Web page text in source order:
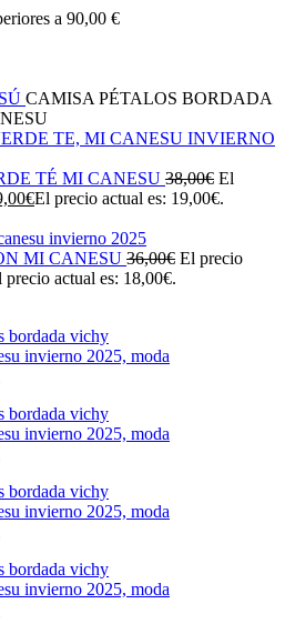
a 90,00 €
CAMISA PÉTALOS BORDADA
TÉ MI CANESU 38,00€ El
€El precio actual es: 19,00€.
MI CANESU 36,00€ El precio
precio actual es: 18,00€.